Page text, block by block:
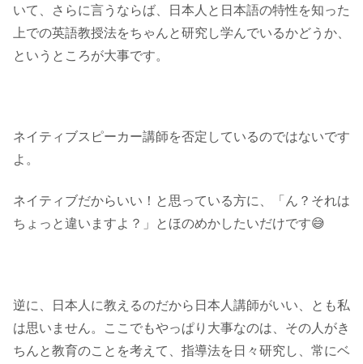
いて、さらに言うならば、日本人と日本語の特性を知った
上での英語教授法をちゃんと研究し学んでいるかどうか、
というところが大事です。
ネイティブスピーカー講師を否定しているのではないです
よ。
ネイティブだからいい！と思っている方に、「ん？それは
ちょっと違いますよ？」とほのめかしたいだけです😅
逆に、日本人に教えるのだから日本人講師がいい、とも私
は思いません。ここでもやっぱり大事なのは、その人がき
ちんと教育のことを考えて、指導法を日々研究し、常にベ